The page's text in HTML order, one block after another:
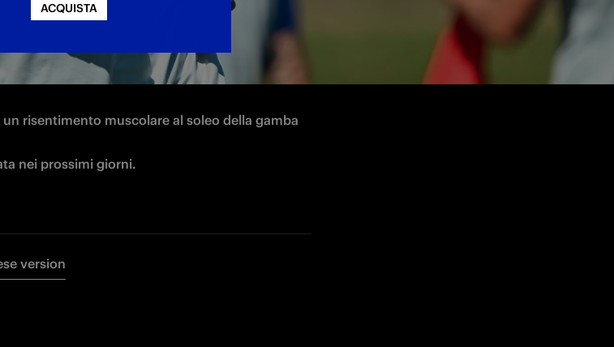
Rozzano.
risentimento muscolare al soleo della gamba
nei prossimi giorni.
version
ACQUISTA